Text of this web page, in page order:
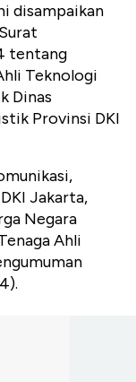
disampaikan
tentang
Teknologi
Dinas
Provinsi DKI
Jakarta,
Negara
Ahli